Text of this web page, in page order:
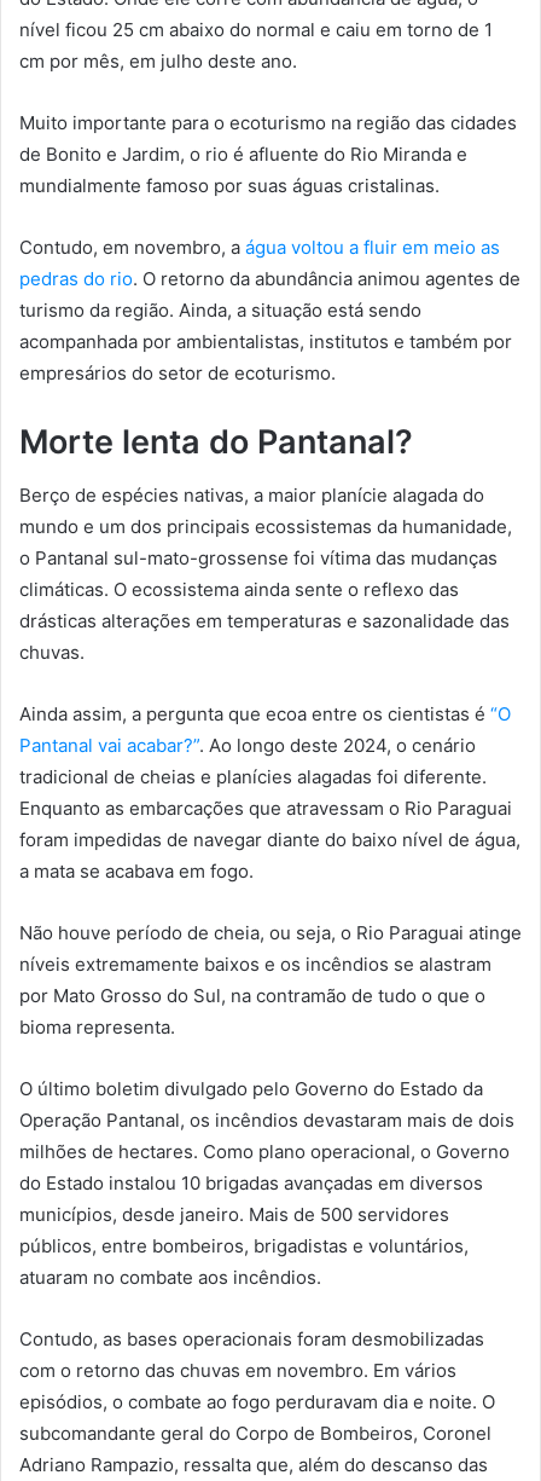
nível ficou 25 cm abaixo do normal e caiu em torno de 1
cm por mês, em julho deste ano.
Muito importante para o ecoturismo na região das cidades
de Bonito e Jardim, o rio é afluente do Rio Miranda e
mundialmente famoso por suas águas cristalinas.
Contudo, em novembro, a água voltou a fluir em meio as
pedras do rio. O retorno da abundância animou agentes de
turismo da região. Ainda, a situação está sendo
acompanhada por ambientalistas, institutos e também por
empresários do setor de ecoturismo.
Morte lenta do Pantanal?
Berço de espécies nativas, a maior planície alagada do
mundo e um dos principais ecossistemas da humanidade,
o Pantanal sul-mato-grossense foi vítima das mudanças
climáticas. O ecossistema ainda sente o reflexo das
drásticas alterações em temperaturas e sazonalidade das
chuvas.
Ainda assim, a pergunta que ecoa entre os cientistas é “O
Pantanal vai acabar?”. Ao longo deste 2024, o cenário
tradicional de cheias e planícies alagadas foi diferente.
Enquanto as embarcações que atravessam o Rio Paraguai
foram impedidas de navegar diante do baixo nível de água,
a mata se acabava em fogo.
Não houve período de cheia, ou seja, o Rio Paraguai atinge
níveis extremamente baixos e os incêndios se alastram
por Mato Grosso do Sul, na contramão de tudo o que o
bioma representa.
O último boletim divulgado pelo Governo do Estado da
Operação Pantanal, os incêndios devastaram mais de dois
milhões de hectares. Como plano operacional, o Governo
do Estado instalou 10 brigadas avançadas em diversos
municípios, desde janeiro. Mais de 500 servidores
públicos, entre bombeiros, brigadistas e voluntários,
atuaram no combate aos incêndios.
Contudo, as bases operacionais foram desmobilizadas
com o retorno das chuvas em novembro. Em vários
episódios, o combate ao fogo perduravam dia e noite. O
subcomandante geral do Corpo de Bombeiros, Coronel
Adriano Rampazio, ressalta que, além do descanso das